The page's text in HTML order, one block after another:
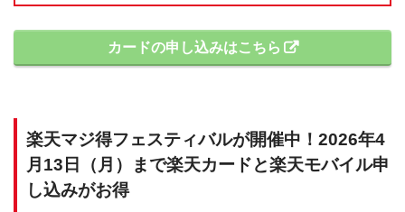
カードの申し込みはこちら
楽天マジ得フェスティバルが開催中！2026年4
月13日（月）まで楽天カードと楽天モバイル申
し込みがお得